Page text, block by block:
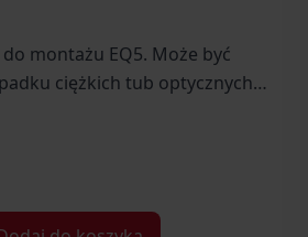
montażu EQ5. Może być
ciężkich tub optycznych
zestawie do EQ5.